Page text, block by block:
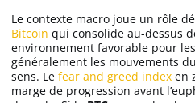
Le contexte macro joue un rôle
Bitcoin qui consolide au-dessus
environnement favorable pour les
généralement les mouvements
sens. Le fear and greed index en
marge de progression avant